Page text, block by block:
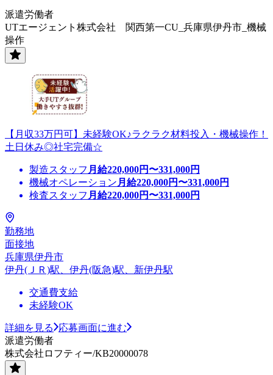
派遣労働者
UTエージェント株式会社 関西第一CU_兵庫県伊丹市_機械
操作
【月収33万円可】未経験OK♪ラクラク材料投入・機械操作！
土日休み◎社宅完備☆
製造スタッフ 月給220,000円〜331,000円
機械オペレーション 月給220,000円〜331,000円
検査スタッフ 月給220,000円〜331,000円
勤務地
面接地
兵庫県伊丹市
伊丹(ＪＲ)駅、伊丹(阪急)駅、新伊丹駅
交通費支給
未経験OK
詳細を見る
応募画面に進む
派遣労働者
株式会社ロフティー/KB20000078